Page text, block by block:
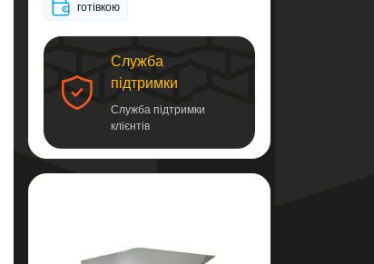
готівкою
Служба
підтримки
Служба підтримки
клієнтів